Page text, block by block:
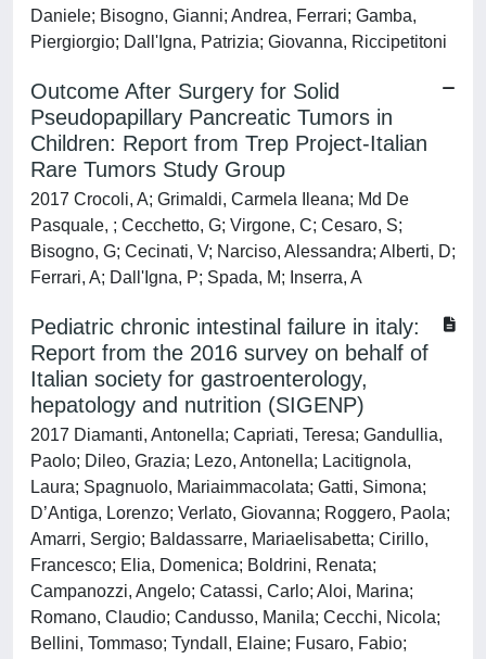
Daniele; Bisogno, Gianni; Andrea, Ferrari; Gamba,
Piergiorgio; Dall'Igna, Patrizia; Giovanna, Riccipetitoni
Outcome After Surgery for Solid
Pseudopapillary Pancreatic Tumors in
Children: Report from Trep Project-Italian
Rare Tumors Study Group
2017 Crocoli, A; Grimaldi, Carmela Ileana; Md De
Pasquale, ; Cecchetto, G; Virgone, C; Cesaro, S;
Bisogno, G; Cecinati, V; Narciso, Alessandra; Alberti, D;
Ferrari, A; Dall'Igna, P; Spada, M; Inserra, A
Pediatric chronic intestinal failure in italy:
Report from the 2016 survey on behalf of
Italian society for gastroenterology,
hepatology and nutrition (SIGENP)
2017 Diamanti, Antonella; Capriati, Teresa; Gandullia,
Paolo; Dileo, Grazia; Lezo, Antonella; Lacitignola,
Laura; Spagnuolo, Mariaimmacolata; Gatti, Simona;
D’Antiga, Lorenzo; Verlato, Giovanna; Roggero, Paola;
Amarri, Sergio; Baldassarre, Mariaelisabetta; Cirillo,
Francesco; Elia, Domenica; Boldrini, Renata;
Campanozzi, Angelo; Catassi, Carlo; Aloi, Marina;
Romano, Claudio; Candusso, Manila; Cecchi, Nicola;
Bellini, Tommaso; Tyndall, Elaine; Fusaro, Fabio;